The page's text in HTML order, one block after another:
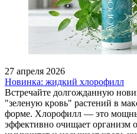
27 апреля 2026
Новинка: жидкий хлорофилл
Встречайте долгожданную
"зеленую кровь" растений в
форме. Хлорофилл — это
эффективно очищает организм